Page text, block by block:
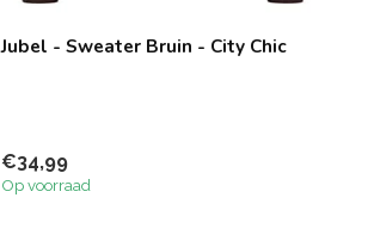
Jubel - Sweater Bruin - City Chic
€34,99
Op voorraad